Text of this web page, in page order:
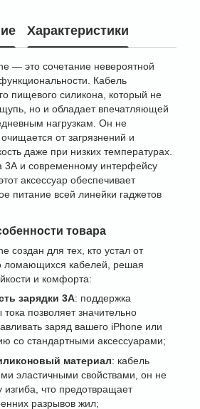
Характеристики
— это сочетание невероятной
Кабель
пищевого силикона, который не
но и обладает впечатляющей
нагрузкам. Он не
от загрязнений и
даже при низких температурах.
3А и современному интерфейсу
аксессуар обеспечивает
питание всей линейки гаджетов
товара
создан для тех, кто устал от
ломающихся кабелей, решая
и комфорта:
зарядки 3А: поддержка
позволяет значительно
заряд вашего iPhone или
со стандартными аксессуарами;
материал: кабель
эластичными свойствами, он не
что предотвращает
разрывов жил;